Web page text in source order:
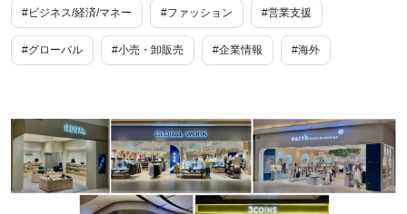
#ビジネス/経済/マネー #ファッション #営業支援
#グローバル #小売・卸販売 #企業情報 #海外